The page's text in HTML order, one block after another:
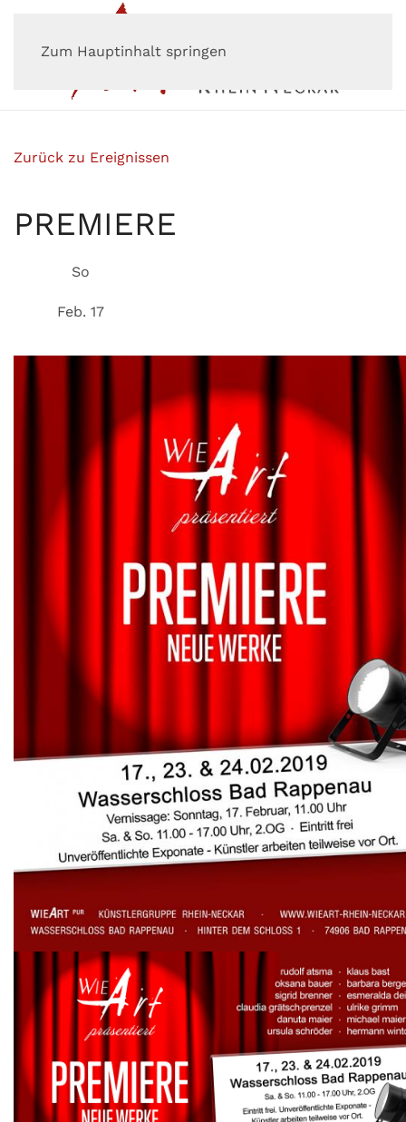
Zum Hauptinhalt springen
Zurück zu Ereignissen
PREMIERE
So
Feb. 17